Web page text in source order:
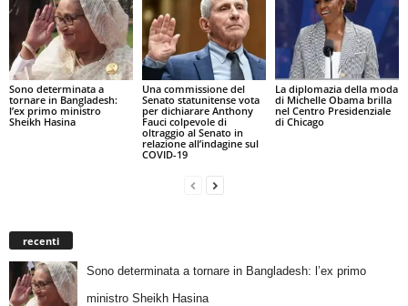
Sono determinata a
tornare in Bangladesh:
l’ex primo ministro
Sheikh Hasina
Una commissione del
Senato statunitense vota
per dichiarare Anthony
Fauci colpevole di
oltraggio al Senato in
relazione all’indagine sul
COVID-19
La diplomazia della moda
di Michelle Obama brilla
nel Centro Presidenziale
di Chicago
recenti
Sono determinata a tornare in Bangladesh: l’ex primo
ministro Sheikh Hasina